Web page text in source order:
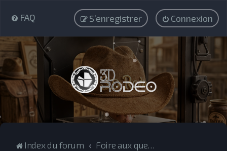
FAQ Connexion
S’enregistrer
Index du forum Foire aux questions (Questions posées fréquemment)